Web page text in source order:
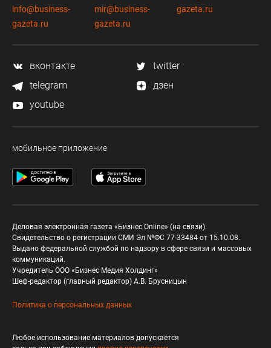
info@business-
gazeta.ru
mir@business-
gazeta.ru
gazeta.ru
вконтакте
twitter
telegram
дзен
youtube
мобильное приложение
Деловая электронная газета «Бизнес Online» (на связи).
Свидетельство о регистрации СМИ Эл №ФС 77-33484 от 15.10.08.
Выдано федеральной службой по надзору в сфере связи и массовых
коммуникаций.
Учредитель ООО «Бизнес Медия Холдинг»
Шеф-редактор (главный редактор) А.В. Брусницын
Политика о персональных данных
Любое использование материалов допускается